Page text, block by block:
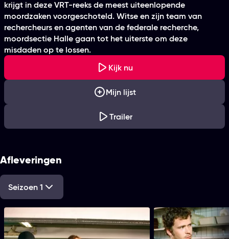
krijgt in deze VRT-reeks de meest uiteenlopende
moordzaken voorgeschoteld. Witse en zijn team van
rechercheurs en agenten van de federale recherche,
moordsectie Halle gaan tot het uiterste om deze
misdaden op te lossen.
Kijk nu
Mijn lijst
Trailer
Afleveringen
Seizoen 1